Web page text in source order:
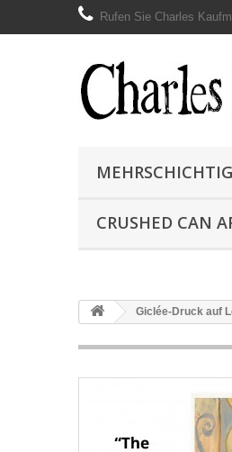
Rufen Sie Charles
CRUSHED CAN
Giclée-Druck auf